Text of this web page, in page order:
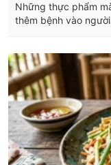
Những thực phẩm
thêm bệnh vào